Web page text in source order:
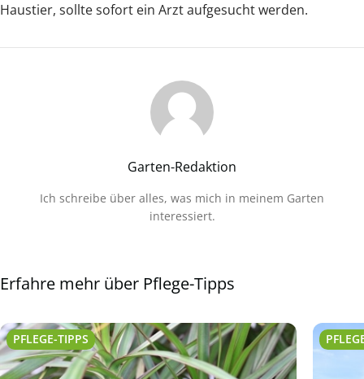
Haustier, sollte sofort ein Arzt aufgesucht werden.
Garten-Redaktion
Ich schreibe über alles, was mich in meinem Garten
interessiert.
Erfahre mehr über Pflege-Tipps
PFLEGE-TIPPS